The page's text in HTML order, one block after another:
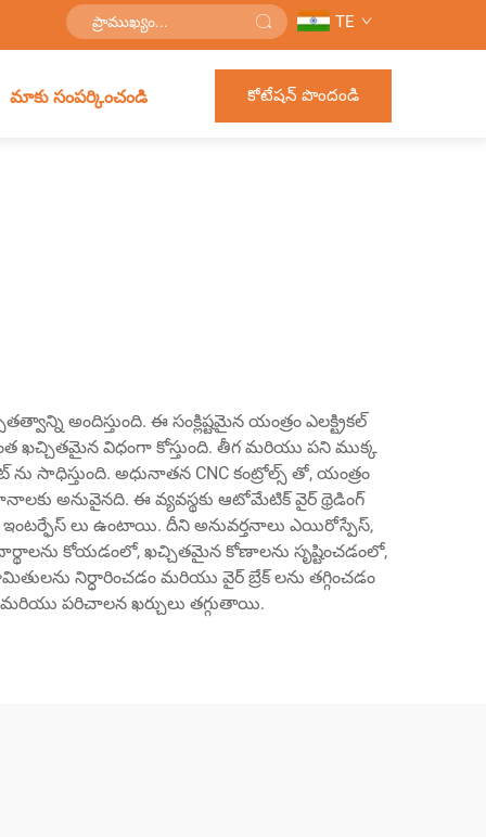
TE
మాకు సంపర్కించండి కోటేషన్ పొందండి
అందిస్తుంది. ఈ సంక్లిష్టమైన యంత్రం ఎలక్ట్రికల్
ఖచ్చితమైన విధంగా కోస్తుంది. తీగ మరియు పని ముక్క
సాధిస్తుంది. అధునాతన CNC కంట్రోల్స్ తో, యంత్రం
అనువైనది. ఈ వ్యవస్థకు ఆటోమేటిక్ వైర్ థ్రెడింగ్
ఇంటర్ఫేస్ లు ఉంటాయి. దీని అనువర్తనాలు ఎయిరోస్పేస్,
కోయడంలో, ఖచ్చితమైన కోణాలను సృష్టించడంలో,
నిర్ధారించడం మరియు వైర్ బ్రేక్ లను తగ్గించడం
పరిచాలన ఖర్చులు తగ్గుతాయి.